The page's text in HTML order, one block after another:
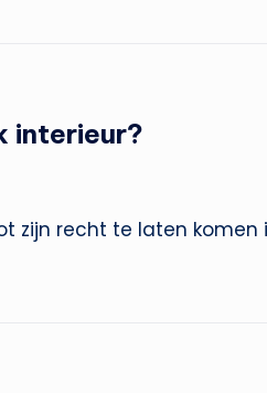
interieur?
zijn recht te laten komen